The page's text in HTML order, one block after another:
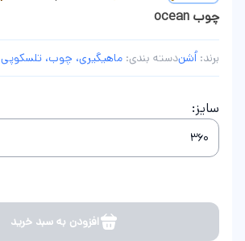
چوب ocean
برند: اُشندسته بندی: ماهیگیری، چوب، تلسکوپی
سایز:
افزودن به سبد خرید